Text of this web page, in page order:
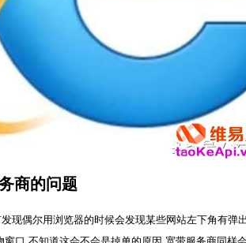
商的问题
现偶尔用浏览器的时候会发现某些网站左下角有